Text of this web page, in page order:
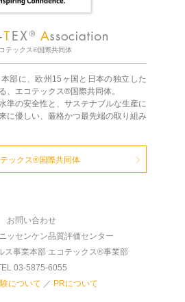
テックス®国際共同体
部に、欧州15ヶ国と日本の独立した
、エコテックス®国際共同体。
準の安全性と、サステナブルな生産に
に優しい、厳格かつ最先端の取り組み
ックス®国際共同体
お問い合わせ
ッセンケン品質評価センター
ス事業本部 エコテックス®事業部
03-5875-6055
について ／ PRについて